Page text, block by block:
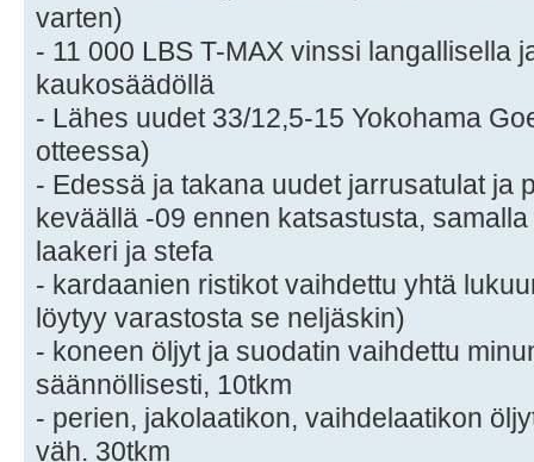
varten)
- 11 000 LBS T-MAX vinssi langallisella
kaukosäädöllä
- Lähes uudet 33/12,5-15 Yokohama
otteessa)
- Edessä ja takana uudet jarrusatulat ja
keväällä -09 ennen katsastusta,
laakeri ja stefa
- kardaanien ristikot vaihdettu yhtä
löytyy varastosta se neljäskin)
- koneen öljyt ja suodatin vaihdettu
säännöllisesti, 10tkm
- perien, jakolaatikon, vaihdelaatikon
väh. 30tkm